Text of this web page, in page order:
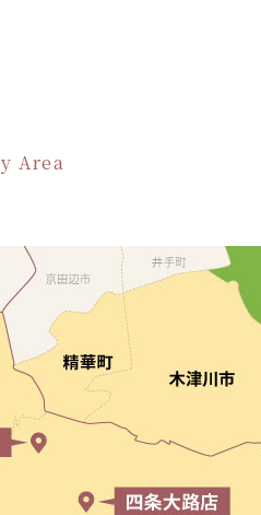
Area